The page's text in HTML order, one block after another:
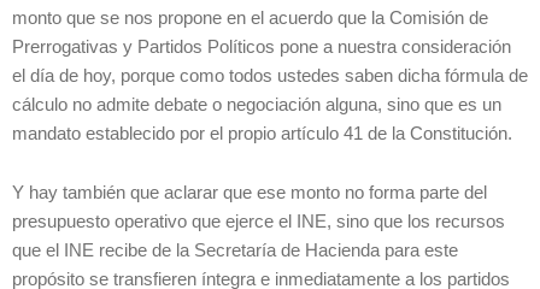
monto que se nos propone en el acuerdo que la Comisión de
Prerrogativas y Partidos Políticos pone a nuestra consideración
el día de hoy, porque como todos ustedes saben dicha fórmula de
cálculo no admite debate o negociación alguna, sino que es un
mandato establecido por el propio artículo 41 de la Constitución.
Y hay también que aclarar que ese monto no forma parte del
presupuesto operativo que ejerce el INE, sino que los recursos
que el INE recibe de la Secretaría de Hacienda para este
propósito se transfieren íntegra e inmediatamente a los partidos